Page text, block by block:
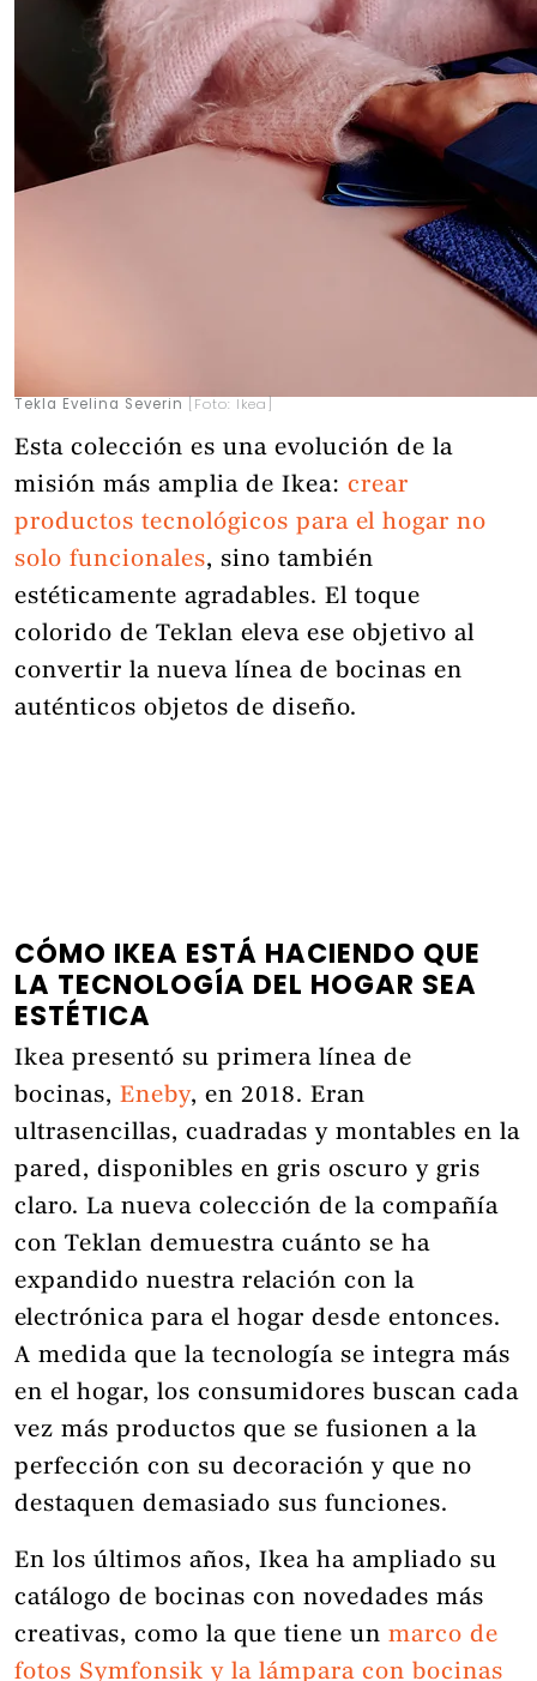
Tekla Evelina Severin [Foto: Ikea]
Esta colección es una evolución de la
misión más amplia de Ikea: crear
productos tecnológicos para el hogar no
solo funcionales, sino también
estéticamente agradables. El toque
colorido de Teklan eleva ese objetivo al
convertir la nueva línea de bocinas en
auténticos objetos de diseño.
CÓMO IKEA ESTÁ HACIENDO QUE
LA TECNOLOGÍA DEL HOGAR SEA
ESTÉTICA
Ikea presentó su primera línea de
bocinas, Eneby, en 2018. Eran
ultrasencillas, cuadradas y montables en la
pared, disponibles en gris oscuro y gris
claro. La nueva colección de la compañía
con Teklan demuestra cuánto se ha
expandido nuestra relación con la
electrónica para el hogar desde entonces.
A medida que la tecnología se integra más
en el hogar, los consumidores buscan cada
vez más productos que se fusionen a la
perfección con su decoración y que no
destaquen demasiado sus funciones.
En los últimos años, Ikea ha ampliado su
catálogo de bocinas con novedades más
creativas, como la que tiene un marco de
fotos Symfonsik y la lámpara con bocinas